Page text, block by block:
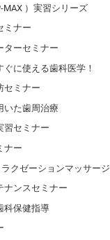
MAX ）実習シリーズ
ミナー
ターセミナー
に使える歯科医学！
セミナー
いた歯周治療
習セミナー
ナー
クゼーションマッサージ
ナンスセミナー
科保健指導